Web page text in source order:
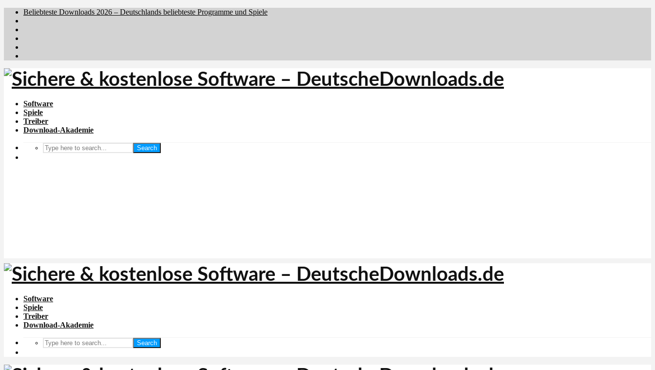
Beliebteste Downloads 2026 – Deutschlands beliebteste Programme und Spiele
Software
Spiele
Treiber
Download-Akademie
Search
Software
Spiele
Treiber
Download-Akademie
Search